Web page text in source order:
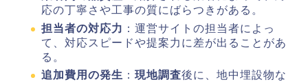
応の丁寧さや工事の質にばらつきがある。
担当者の対応力 ：運営サイトの担当者によっ
て、対応スピードや提案力に差が出ることがあ
る。
追加費用の発生 ： 現地調査後に、地中埋設物な